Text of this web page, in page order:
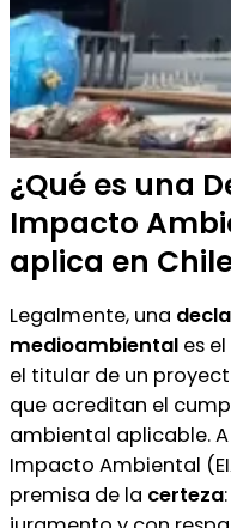
¿Qué es una
Impacto
aplica en
Legalmente, una
medioambiental es
el titular de un
que acreditan el
ambiental aplicable.
Impacto Ambiental
premisa de la certeza